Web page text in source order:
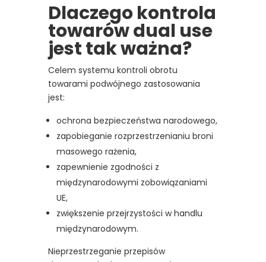
Dlaczego kontrola
towarów dual use
jest tak ważna?
Celem systemu kontroli obrotu
towarami podwójnego zastosowania
jest:
ochrona bezpieczeństwa narodowego,
zapobieganie rozprzestrzenianiu broni
masowego rażenia,
zapewnienie zgodności z
międzynarodowymi zobowiązaniami
UE,
zwiększenie przejrzystości w handlu
międzynarodowym.
Nieprzestrzeganie przepisów